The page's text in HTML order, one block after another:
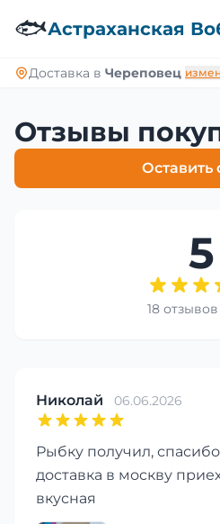
🐟Астраханская
Доставка в Череповец
Отзывы
Оставить
5
18 отзывов
Николай 06.06.2026
Рыбку получил,
доставка в москву
вкусная